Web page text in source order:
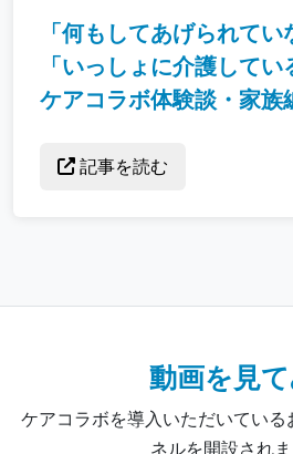
「何もしてあげられてい
「いっしょに介護してい
ケアコラボ体験談・家族
記事を読む
動画を見
ケアコラボを導入いただいている
ネルを開設されま